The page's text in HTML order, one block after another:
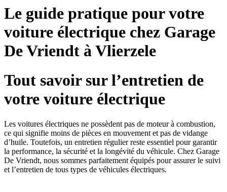
Le guide pratique pour votre
voiture électrique chez Garage
De Vriendt à Vlierzele
Tout savoir sur l’entretien de
votre voiture électrique
Les voitures électriques ne possèdent pas de moteur à combustion,
ce qui signifie moins de pièces en mouvement et pas de vidange
d’huile. Toutefois, un entretien régulier reste essentiel pour garantir
la performance, la sécurité et la longévité du véhicule. Chez Garage
De Vriendt, nous sommes parfaitement équipés pour assurer le suivi
et l’entretien de tous types de véhicules électriques.